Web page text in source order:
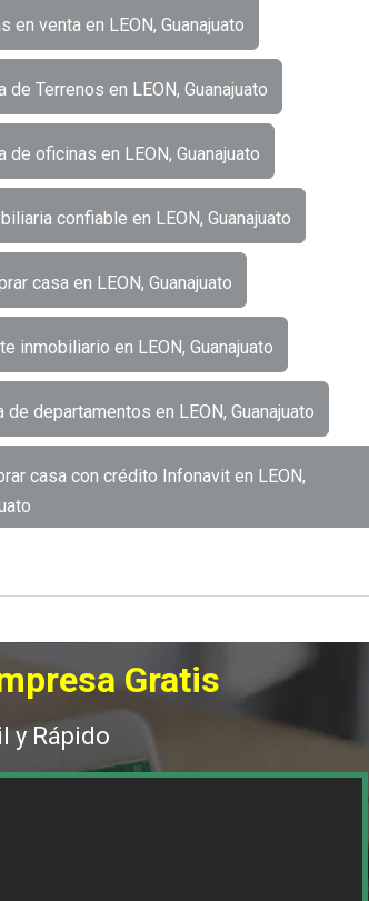
en venta en LEON, Guanajuato
de Terrenos en LEON, Guanajuato
de oficinas en LEON, Guanajuato
confiable en LEON, Guanajuato
casa en LEON, Guanajuato
inmobiliario en LEON, Guanajuato
de departamentos en LEON, Guanajuato
casa con crédito Infonavit en LEON,
Gratis
y Rápido